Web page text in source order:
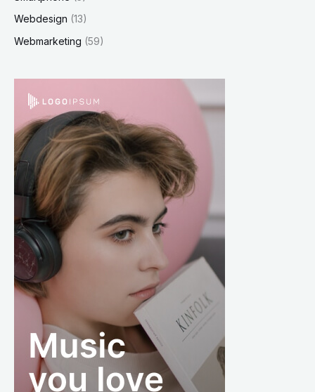
Webdesign (13)
Webmarketing (59)